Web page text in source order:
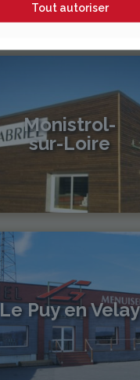
cusset@gabriel-sa.fr
Monistrol-
sur-Loire
monistrol@gabriel-sa.fr
Le Puy en Velay
04 71 01 13 30
lepuy@gabriel-sa.fr
Tout autoriser